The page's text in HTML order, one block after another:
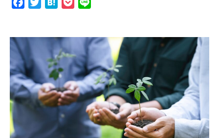
e
o
o
k
t
e
n
a
e
t
e